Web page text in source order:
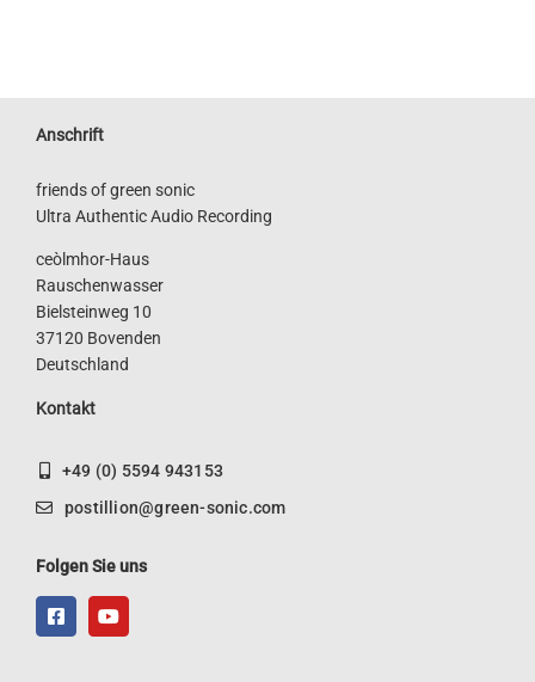
Anschrift
friends of green sonic
Ultra Authentic Audio Recording
ceòlmhor-Haus
Rauschenwasser
Bielsteinweg 10
37120 Bovenden
Deutschland
Kontakt
+49 (0) 5594 943153
postillion@green-sonic.com
Folgen Sie uns